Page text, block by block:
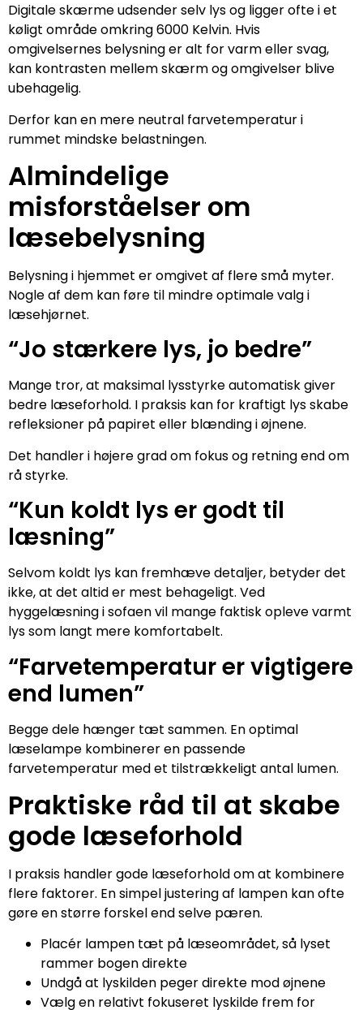
Digitale skærme udsender selv lys og ligger ofte i et
køligt område omkring 6000 Kelvin. Hvis
omgivelsernes belysning er alt for varm eller svag,
kan kontrasten mellem skærm og omgivelser blive
ubehagelig.
Derfor kan en mere neutral farvetemperatur i
rummet mindske belastningen.
Almindelige
misforståelser om
læsebelysning
Belysning i hjemmet er omgivet af flere små myter.
Nogle af dem kan føre til mindre optimale valg i
læsehjørnet.
“Jo stærkere lys, jo bedre”
Mange tror, at maksimal lysstyrke automatisk giver
bedre læseforhold. I praksis kan for kraftigt lys skabe
refleksioner på papiret eller blænding i øjnene.
Det handler i højere grad om fokus og retning end om
rå styrke.
“Kun koldt lys er godt til
læsning”
Selvom koldt lys kan fremhæve detaljer, betyder det
ikke, at det altid er mest behageligt. Ved
hyggelæsning i sofaen vil mange faktisk opleve varmt
lys som langt mere komfortabelt.
“Farvetemperatur er vigtigere
end lumen”
Begge dele hænger tæt sammen. En optimal
læselampe kombinerer en passende
farvetemperatur med et tilstrækkeligt antal lumen.
Praktiske råd til at skabe
gode læseforhold
I praksis handler gode læseforhold om at kombinere
flere faktorer. En simpel justering af lampen kan ofte
gøre en større forskel end selve pæren.
Placér lampen tæt på læseområdet, så lyset
rammer bogen direkte
Undgå at lyskilden peger direkte mod øjnene
Vælg en relativt fokuseret lyskilde frem for